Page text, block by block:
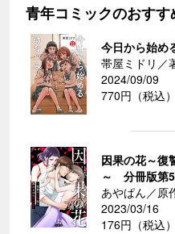
青年コミックのおすす
今日から始
帯屋ミドリ／
2024/09/09
770円（税込）
因果の花～復
～ 分冊版第
あやぱん／原
2023/03/16
176円（税込）